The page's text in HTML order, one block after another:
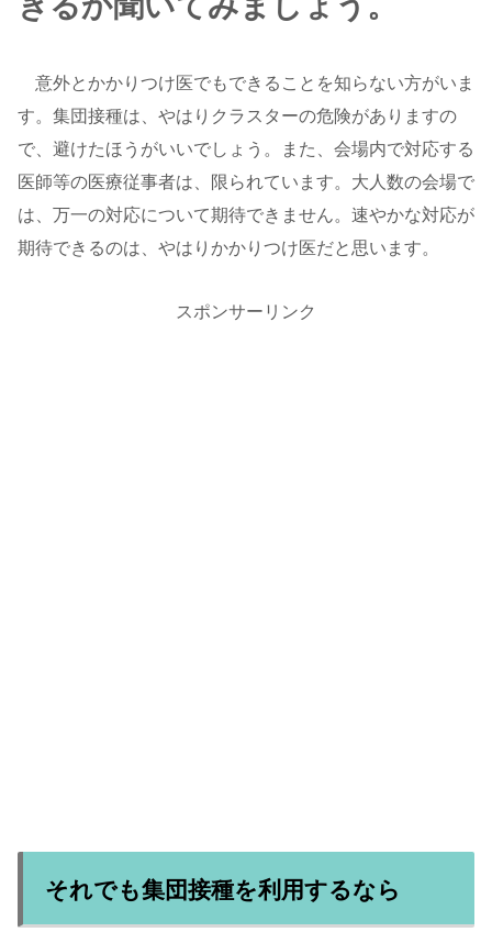
意外とかかりつけ医でもできることを知らない方がいま
す。集団接種は、やはりクラスターの危険がありますの
で、避けたほうがいいでしょう。また、会場内で対応する
医師等の医療従事者は、限られています。大人数の会場で
は、万一の対応について期待できません。速やかな対応が
期待できるのは、やはりかかりつけ医だと思います。
スポンサーリンク
それでも集団接種を利用するなら